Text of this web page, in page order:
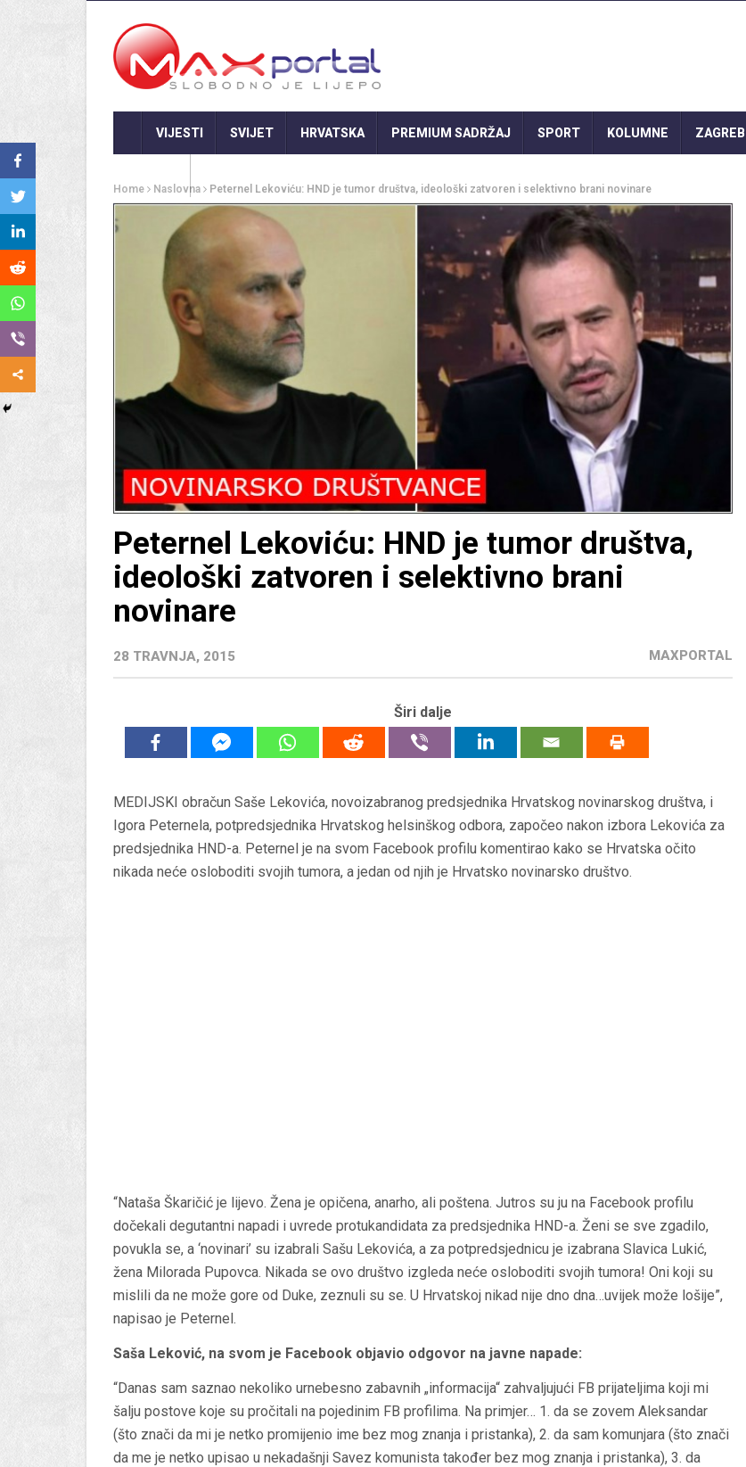
VIJESTI SVIJET HRVATSKA PREMIUM SADRŽAJ SPORT KOLUMNE ZAGREB
Home Naslovna Peternel Lekoviću: HND je tumor društva, ideološki zatvoren i selektivno brani novinare
Peternel Lekoviću: HND je tumor društva,
ideološki zatvoren i selektivno brani
novinare
28 TRAVNJA, 2015 MAXPORTAL
Širi dalje
MEDIJSKI obračun Saše Lekovića, novoizabranog predsjednika Hrvatskog novinarskog društva, i
Igora Peternela, potpredsjednika Hrvatskog helsinškog odbora, započeo nakon izbora Lekovića za
predsjednika HND-a. Peternel je na svom Facebook profilu komentirao kako se Hrvatska očito
nikada neće osloboditi svojih tumora, a jedan od njih je Hrvatsko novinarsko društvo.
“Nataša Škaričić je lijevo. Žena je opičena, anarho, ali poštena. Jutros su ju na Facebook profilu
dočekali degutantni napadi i uvrede protukandidata za predsjednika HND-a. Ženi se sve zgadilo,
povukla se, a ‘novinari’ su izabrali Sašu Lekovića, a za potpredsjednicu je izabrana Slavica Lukić,
žena Milorada Pupovca. Nikada se ovo društvo izgleda neće osloboditi svojih tumora! Oni koji su
mislili da ne može gore od Duke, zeznuli su se. U Hrvatskoj nikad nije dno dna…uvijek može lošije”,
napisao je Peternel.
Saša Leković, na svom je Facebook objavio odgovor na javne napade:
“Danas sam saznao nekoliko urnebesno zabavnih „informacija“ zahvaljujući FB prijateljima koji mi
šalju postove koje su pročitali na pojedinim FB profilima. Na primjer… 1. da se zovem Aleksandar
(što znači da mi je netko promijenio ime bez mog znanja i pristanka), 2. da sam komunjara (što znači
da me je netko upisao u nekadašnji Savez komunista također bez mog znanja i pristanka), 3. da